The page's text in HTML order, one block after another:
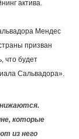
актива.
Мендес
призван
что будет
Сальвадора».
которые
из него